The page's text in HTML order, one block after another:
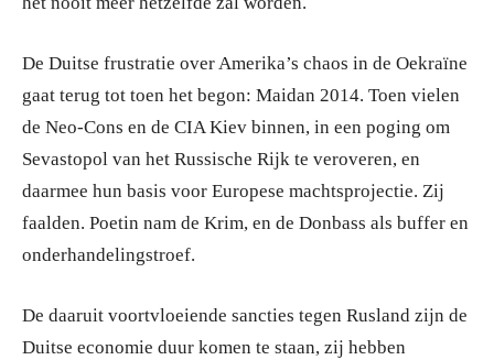
De Duitse frustratie over Amerika’s chaos in de Oekraïne
gaat terug tot toen het begon: Maidan 2014. Toen vielen
de Neo-Cons en de CIA Kiev binnen, in een poging om
Sevastopol van het Russische Rijk te veroveren, en
daarmee hun basis voor Europese machtsprojectie. Zij
faalden. Poetin nam de Krim, en de Donbass als buffer en
onderhandelingstroef.
De daaruit voortvloeiende sancties tegen Rusland zijn de
Duitse economie duur komen te staan, zij hebben